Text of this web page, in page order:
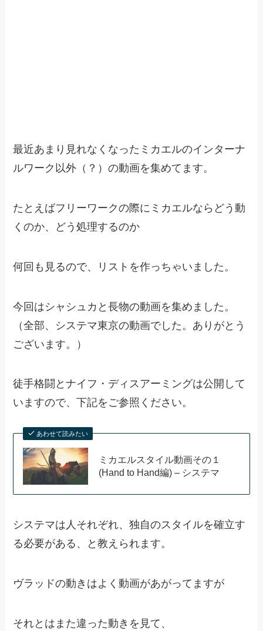
最近あまり見れなくなったミカエルのインターナ
ルワーク以外（？）の動画を集めてます。
たとえばフリーワークの際にミカエルならどう動
くのか、どう処理するのか
何回も見るので、リストを作っちゃいました。
今回はシャシュカと長物の動画を集めました。
（全部、システマ東京の動画でした。ありがとう
ございます。）
徒手格闘とナイフ・ディスアーミングは公開して
いますので、下記をご参照ください。
あわせて読みたい
ミカエルスタイル動画その１
(Hand to Hand編) – システマ
システマは人それぞれ、独自のスタイルを確立す
る必要がある、と教えられます。
ヴラッドの動きはよく動画があがってますが
それとはまた違った動きを見て、